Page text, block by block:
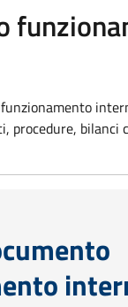
procedure, bilanci